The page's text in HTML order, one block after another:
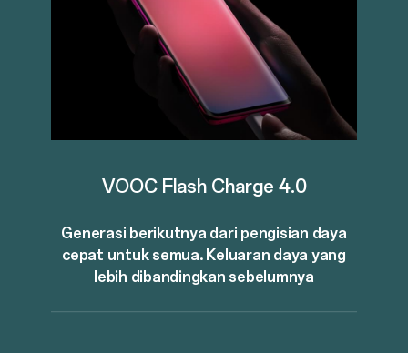
VOOC Flash Charge 4.0
Generasi berikutnya dari pengisian daya
cepat untuk semua. Keluaran daya yang
lebih dibandingkan sebelumnya